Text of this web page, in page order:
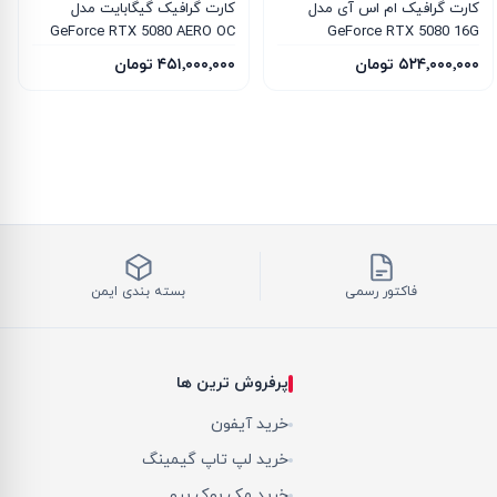
کارت گرافیک ام‌ اس‌ آی مدل
GeForce RTX 5080 16G
INSPIRE 3X OC
۵۲۴٬۰۰۰٬۰۰۰ تومان
کارت گرافیک گیگابایت مدل
GeForce RTX 5080 AERO OC
SFF 16G
۴۵۱٬۰۰۰٬۰۰۰ تومان
فاکتور رسمی بسته بندی ایمن
پرفروش ترین ها
خرید آیفون
خرید لپ تاپ گیمینگ